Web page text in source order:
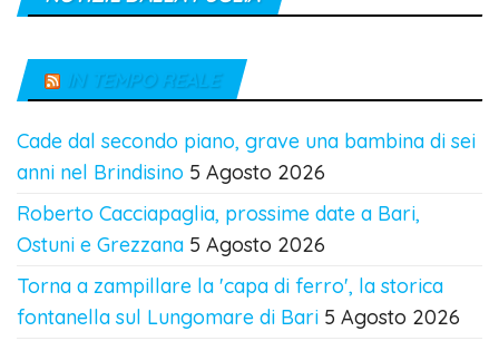
IN TEMPO REALE
Cade dal secondo piano, grave una bambina di sei
anni nel Brindisino 5 Agosto 2026
Roberto Cacciapaglia, prossime date a Bari,
Ostuni e Grezzana 5 Agosto 2026
Torna a zampillare la 'capa di ferro', la storica
fontanella sul Lungomare di Bari 5 Agosto 2026